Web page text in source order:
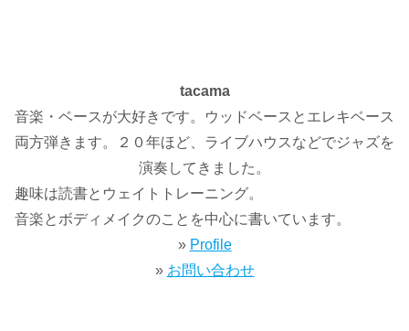
tacama
音楽・ベースが大好きです。ウッドベースとエレキベース
両方弾きます。２０年ほど、ライブハウスなどでジャズを
演奏してきました。
趣味は読書とウェイトトレーニング。
音楽とボディメイクのことを中心に書いています。
» Profile
» お問い合わせ